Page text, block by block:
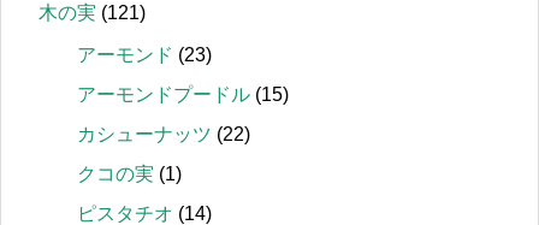
木の実 (121)
アーモンド (23)
アーモンドプードル (15)
カシューナッツ (22)
クコの実 (1)
ピスタチオ (14)